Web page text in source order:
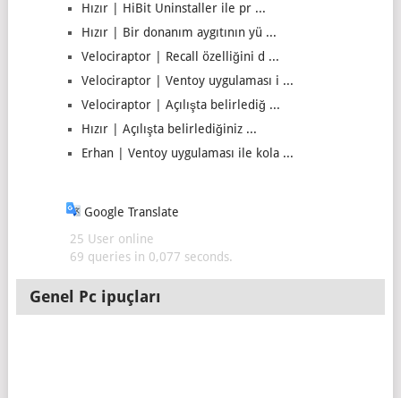
Hızır | HiBit Uninstaller ile pr ...
Hızır | Bir donanım aygıtının yü ...
Velociraptor | Recall özelliğini d ...
Velociraptor | Ventoy uygulaması i ...
Velociraptor | Açılışta belirlediğ ...
Hızır | Açılışta belirlediğiniz ...
Erhan | Ventoy uygulaması ile kola ...
Google Translate
25 User online
69 queries in 0,077 seconds.
Genel Pc ipuçları